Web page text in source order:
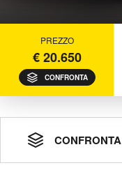
PREZZO
€ 20.650
CONFRONTA
CONFRONTA